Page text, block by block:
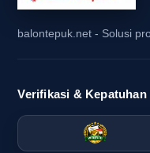
ramai secara
Inilah alasan
promosi mulai
balontepuk.net - Solusi
Verifikasi & Kepatuhan